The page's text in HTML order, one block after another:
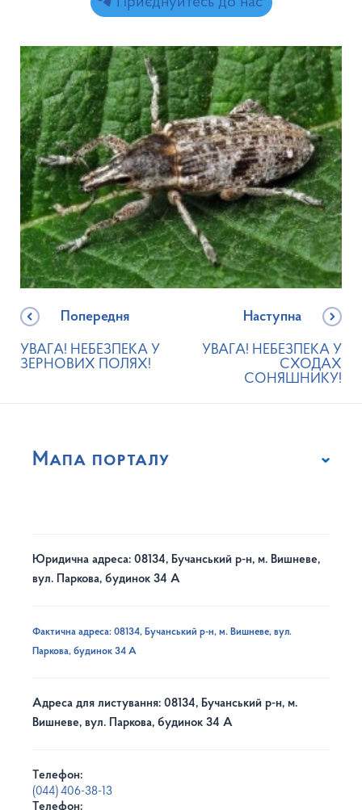
Попередня
УВАГА! НЕБЕЗПЕКА У
ЗЕРНОВИХ ПОЛЯХ!
Наступна
УВАГА! НЕБЕЗПЕКА У
СХОДАХ
СОНЯШНИКУ!
Мапа порталу
Юридична адреса: 08134, Бучанський р-н, м. Вишневе,
вул. Паркова, будинок 34 А
Фактична адреса: 08134, Бучанський р-н, м. Вишневе, вул.
Паркова, будинок 34 А
Адреса для листування: 08134, Бучанський р-н, м.
Вишневе, вул. Паркова, будинок 34 А
Телефон:
(044) 406-38-13
Телефон: